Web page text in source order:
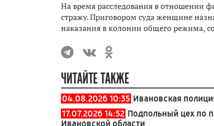
На время расследования в отношении
стражу. Приговором суда женщине
наказания в колонии общего режима,
ЧИТАЙТЕ ТАКЖЕ
04.08.2026 10:35 Ивановская
17.07.2026 14:52 Подпольный цех по
Ивановской области